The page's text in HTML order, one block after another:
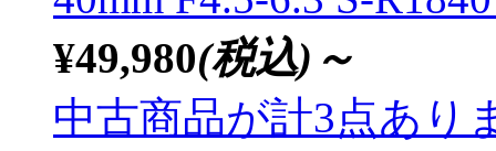
¥49,980(税込)～
中古商品が計3点あり